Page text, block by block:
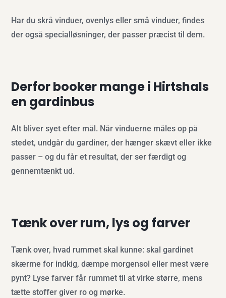
Har du skrå vinduer, ovenlys eller små vinduer, findes
der også specialløsninger, der passer præcist til dem.
Derfor booker mange i Hirtshals
en gardinbus
Alt bliver syet efter mål. Når vinduerne måles op på
stedet, undgår du gardiner, der hænger skævt eller ikke
passer – og du får et resultat, der ser færdigt og
gennemtænkt ud.
Tænk over rum, lys og farver
Tænk over, hvad rummet skal kunne: skal gardinet
skærme for indkig, dæmpe morgensol eller mest være
pynt? Lyse farver får rummet til at virke større, mens
tætte stoffer giver ro og mørke.